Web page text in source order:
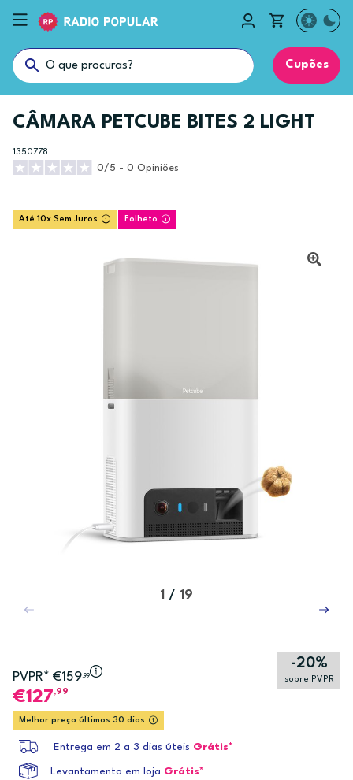
Cupões
CÂMARA PETCUBE BITES 2 LIGHT
1350778
0/5 - 0 Opiniões
Até 10x Sem Juros Folheto
1 / 19
PVPR* €159,99
-20%
sobre PVPR
127,99
Melhor preço últimos 30 dias
Entrega em 2 a 3 dias úteis Grátis*
Levantamento em loja Grátis*